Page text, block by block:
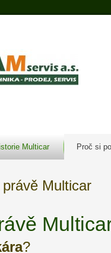
Multicar Proč si
Multicar
?